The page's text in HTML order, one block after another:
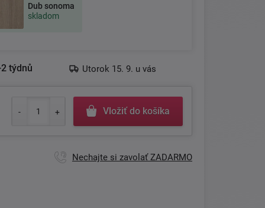
Dub sonoma
skladom
týdnů Utorok 15. 9. u vás
Vložiť do košíka
Nechajte si zavolať ZADARMO